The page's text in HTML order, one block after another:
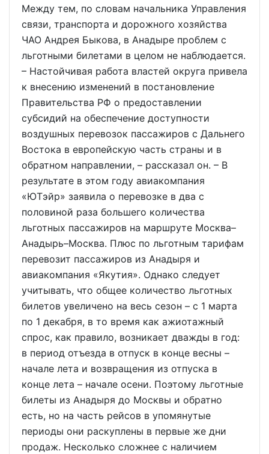
Между тем, по словам начальника Управления
связи, транспорта и дорожного хозяйства
ЧАО Андрея Быкова, в Анадыре проблем с
льготными билетами в целом не наблюдается.
– Настойчивая работа властей округа привела
к внесению изменений в постановление
Правительства РФ о предоставлении
субсидий на обеспечение доступности
воздушных перевозок пассажиров с Дальнего
Востока в европейскую часть страны и в
обратном направлении, – рассказал он. – В
результате в этом году авиакомпания
«ЮТэйр» заявила о перевозке в два с
половиной раза большего количества
льготных пассажиров на маршруте Москва–
Анадырь–Москва. Плюс по льготным тарифам
перевозит пассажиров из Анадыря и
авиакомпания «Якутия». Однако следует
учитывать, что общее количество льготных
билетов увеличено на весь сезон – с 1 марта
по 1 декабря, в то время как ажиотажный
спрос, как правило, возникает дважды в год:
в период отъезда в отпуск в конце весны –
начале лета и возвращения из отпуска в
конце лета – начале осени. Поэтому льготные
билеты из Анадыря до Москвы и обратно
есть, но на часть рейсов в упомянутые
периоды они раскуплены в первые же дни
продаж. Несколько сложнее с наличием